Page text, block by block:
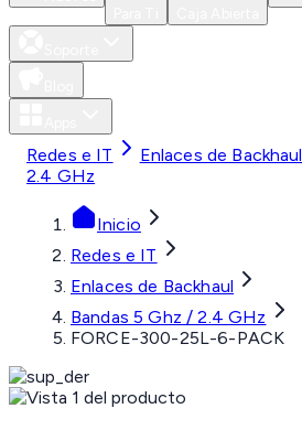
Redes e IT Enlaces de Backhaul
2.4 GHz
Inicio
Redes e IT
Enlaces de Backhaul
Bandas 5 Ghz / 2.4 GHz
FORCE-300-25L-6-PACK